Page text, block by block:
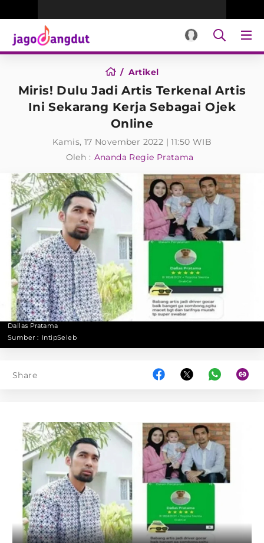
Artikel
Miris! Dulu Jadi Artis Terkenal Artis
Ini Sekarang Kerja Sebagai Ojek
Online
Kamis, 17 November 2022 | 11:50 WIB
Oleh : Ananda Regie Pratama
Dallas Pratama
Sumber : IntipSeleb
Share